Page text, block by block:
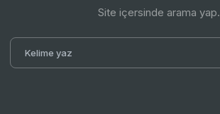
Site içersinde arama yap.